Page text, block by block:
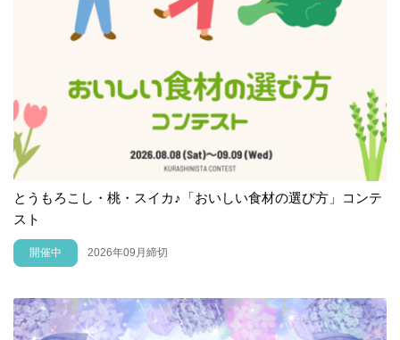
とうもろこし・桃・スイカ♪「おいしい食材の選び方」コンテ
スト
開催中 2026年09月締切